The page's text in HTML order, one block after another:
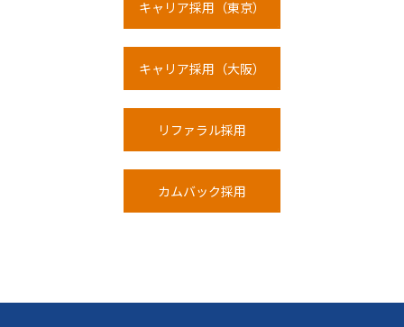
キャリア採用（東京）
キャリア採用（大阪）
リファラル採⽤
カムバック採⽤